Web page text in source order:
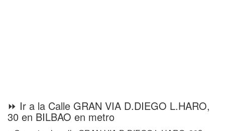
⏩ Ir a la Calle GRAN VIA D.DIEGO L.HARO,
30 en BILBAO en metro